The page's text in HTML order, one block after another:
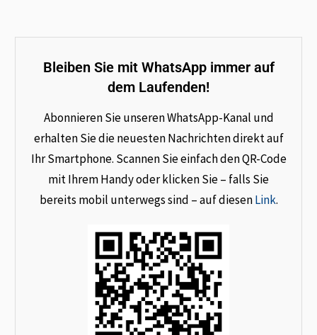
Bleiben Sie mit WhatsApp immer auf
dem Laufenden!
Abonnieren Sie unseren WhatsApp-Kanal und
erhalten Sie die neuesten Nachrichten direkt auf
Ihr Smartphone. Scannen Sie einfach den QR-Code
mit Ihrem Handy oder klicken Sie – falls Sie
bereits mobil unterwegs sind – auf diesenLink.